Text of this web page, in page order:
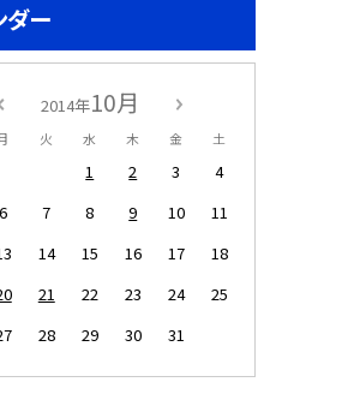
ダー
2014年10月
火 水 木 金 土
1 2 3
4
6 7 8 9 10
11
14 15 16 17
18
21 22 23 24
25
28 29 30 31